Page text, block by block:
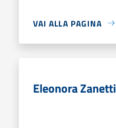
VAI ALLA PAGINA
Eleonora Zanetti